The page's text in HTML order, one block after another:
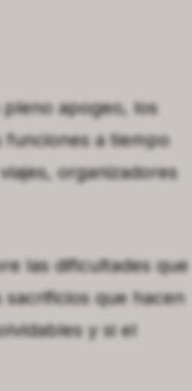
apogeo, los
funciones a tiempo
organizadores
las dificultades que
que hacen
y si el